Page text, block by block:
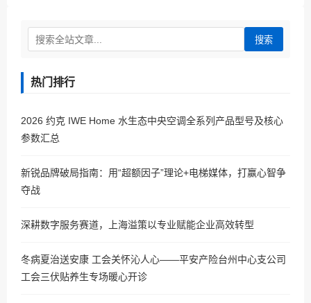
搜索
热门排行
2026 约克 IWE Home 水生态中央空调全系列产品型号及核心
参数汇总
新锐品牌破局指南：用“超额因子”理论+电梯媒体，打赢心智争
夺战
深耕数字服务赛道，上海溢策以专业赋能企业高效转型
冬病夏治送安康 工会关怀沁人心——平安产险台州中心支公司
工会三伏贴养生专场暖心开诊